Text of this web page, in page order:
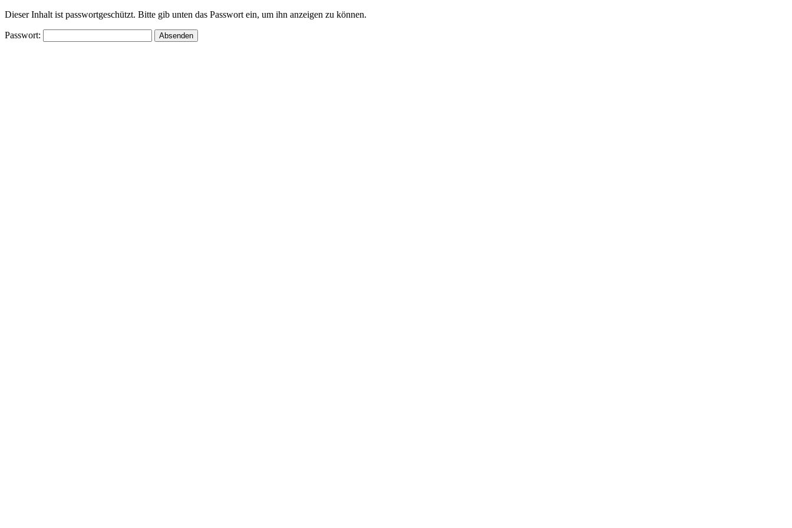
Dieser Inhalt ist passwortgeschützt. Bitte gib unten das Passwort ein, um ihn anzeigen zu können.
Passwort: